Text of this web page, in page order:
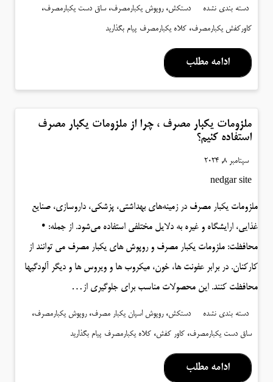
دسته بندی نشده دستکش،روپوش یکبارمصرف،ساق دست یکبارمصرف،
کاورکفش یکبارمصرف، کلاه یکبارمصرف پیام بگذارید
ادامه مطلب
ملزومات یکبار مصرف ، چرا از ملزومات یکبار مصرف
استفاده کنیم؟
سپتامبر 8, 2024
nedgar site
ملزومات یکبار مصرف در زمینه‌های بهداشتی، پزشکی، داروسازی، صنایع
غذایی، ارایشگاه و غیره به دلایل مختلفی استفاده می‌شود. از جمله: •
محافظت: ملزومات یکبار مصرف و روپوش های یکبار مصرف می توانند از
کارکنان. در برابر عفونت ها، خون، میکروب ها و ویروس ها و دیگر آلودگیها
محافظت کنند. این محصولات مناسب برای جلوگیری از…
دسته بندی نشده دستکش،روپوش اسپان یکبار مصرف،روپوش یکبارمصرف،
ساق دست یکبارمصرف، کاور کفش، کلاه یکبارمصرف پیام بگذارید
ادامه مطلب